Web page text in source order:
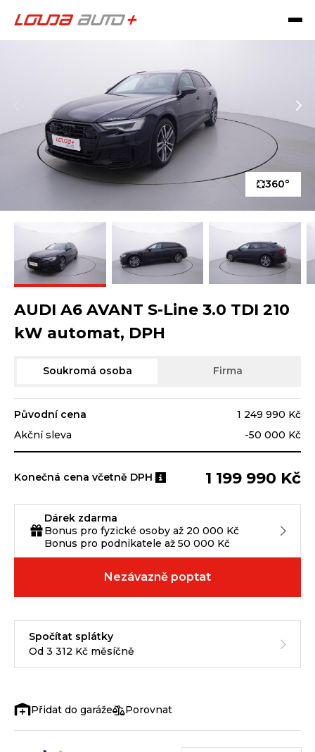
360°
AUDI A6 AVANT S-Line 3.0 TDI 210
kW automat, DPH
Soukromá osoba Firma
Původní cena
1 249 990 Kč
Akční sleva
-50 000 Kč
Konečná cena včetně DPH 1 199 990 Kč
Dárek zdarma
Bonus pro fyzické osoby až 20 000 Kč
Bonus pro podnikatele až 50 000 Kč
Nezávazně poptat
Spočítat splátky
Od 3 312 Kč měsíčně
Porovnat